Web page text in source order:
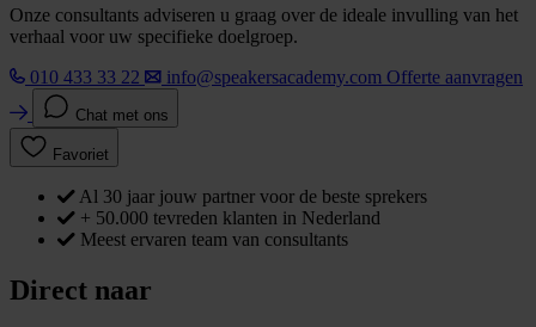
Onze consultants adviseren u graag over de ideale invulling van het
verhaal voor uw specifieke doelgroep.
010 433 33 22
info@speakersacademy.com Offerte aanvragen
Chat met ons
Favoriet
Al 30 jaar jouw partner voor de beste sprekers
+ 50.000 tevreden klanten in Nederland
Meest ervaren team van consultants
Direct naar